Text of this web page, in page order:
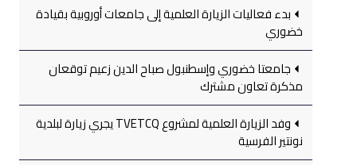
بدء فعاليات الزيارة العلمية إلى جامعات أوروبية بقيادة
خضوري
جامعتا خضوري وإسطنبول صباح الدين زعيم توقعان
مذكرة تعاون مشترك
وفد الزيارة العلمية لمشروع TVETCQ يجري زيارة لبلدية
نونتير الفرسية